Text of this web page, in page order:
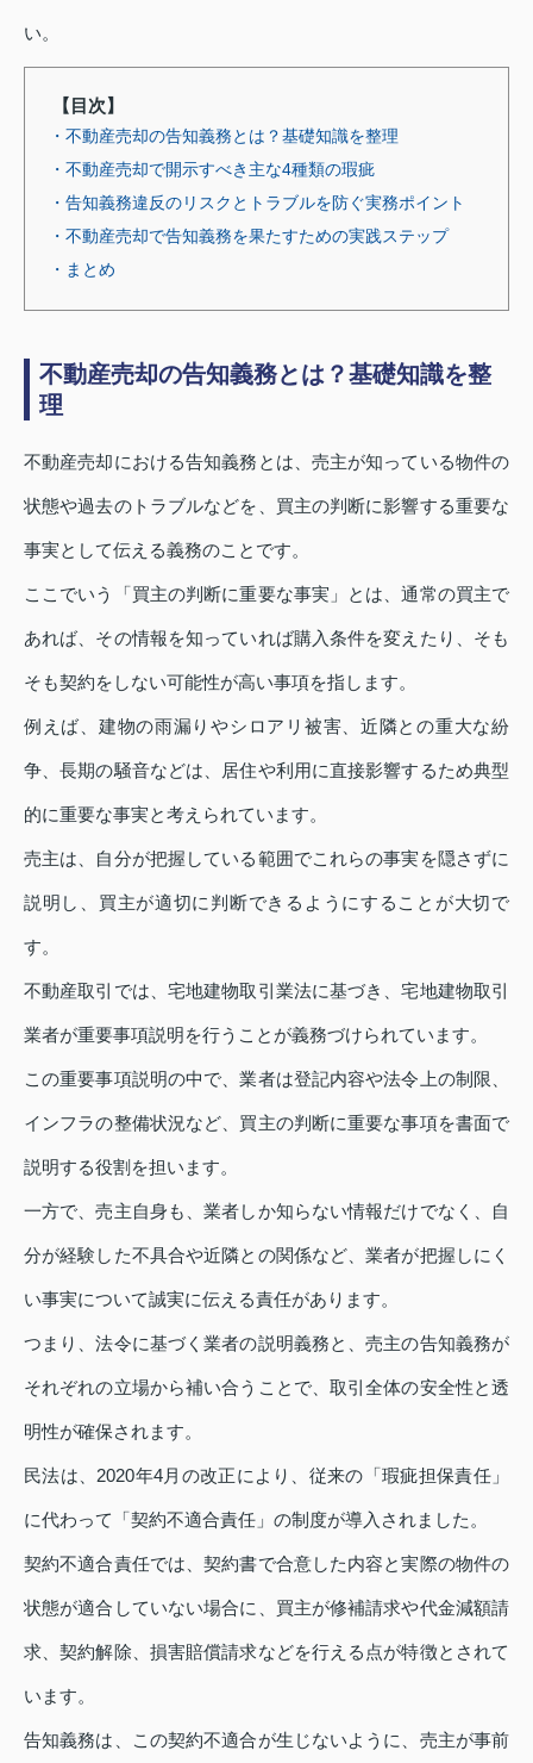
い。
【目次】
・不動産売却の告知義務とは？基礎知識を整理
・不動産売却で開示すべき主な4種類の瑕疵
・告知義務違反のリスクとトラブルを防ぐ実務ポイント
・不動産売却で告知義務を果たすための実践ステップ
・まとめ
不動産売却の告知義務とは？基礎知識を整
理
不動産売却における告知義務とは、売主が知っている物件の
状態や過去のトラブルなどを、買主の判断に影響する重要な
事実として伝える義務のことです。
ここでいう「買主の判断に重要な事実」とは、通常の買主で
あれば、その情報を知っていれば購入条件を変えたり、そも
そも契約をしない可能性が高い事項を指します。
例えば、建物の雨漏りやシロアリ被害、近隣との重大な紛
争、長期の騒音などは、居住や利用に直接影響するため典型
的に重要な事実と考えられています。
売主は、自分が把握している範囲でこれらの事実を隠さずに
説明し、買主が適切に判断できるようにすることが大切で
す。
不動産取引では、宅地建物取引業法に基づき、宅地建物取引
業者が重要事項説明を行うことが義務づけられています。
この重要事項説明の中で、業者は登記内容や法令上の制限、
インフラの整備状況など、買主の判断に重要な事項を書面で
説明する役割を担います。
一方で、売主自身も、業者しか知らない情報だけでなく、自
分が経験した不具合や近隣との関係など、業者が把握しにく
い事実について誠実に伝える責任があります。
つまり、法令に基づく業者の説明義務と、売主の告知義務が
それぞれの立場から補い合うことで、取引全体の安全性と透
明性が確保されます。
民法は、2020年4月の改正により、従来の「瑕疵担保責任」
に代わって「契約不適合責任」の制度が導入されました。
契約不適合責任では、契約書で合意した内容と実際の物件の
状態が適合していない場合に、買主が修補請求や代金減額請
求、契約解除、損害賠償請求などを行える点が特徴とされて
います。
告知義務は、この契約不適合が生じないように、売主が事前